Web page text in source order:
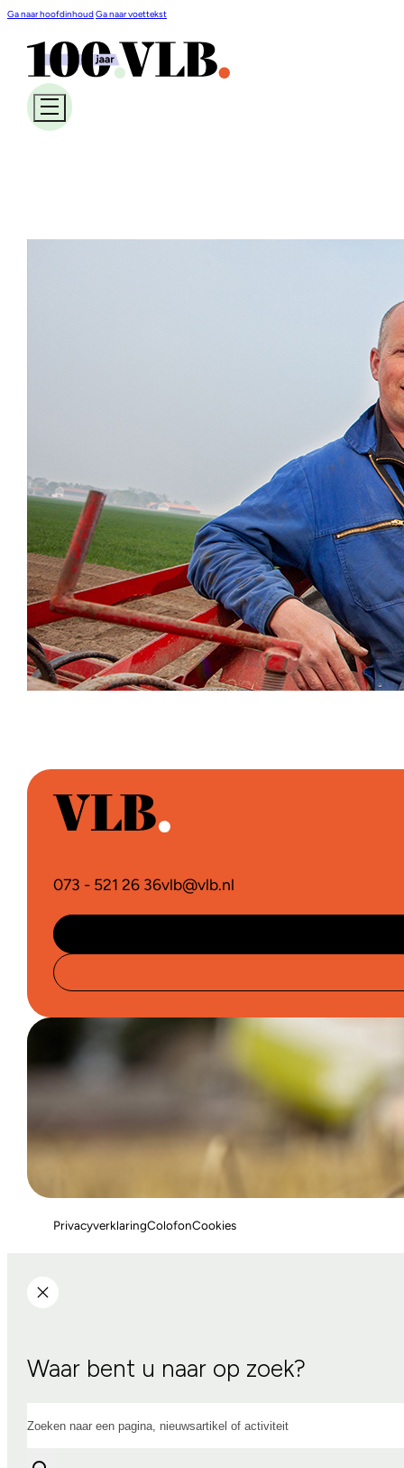
Ga naar hoofdinhoudGa naar voettekst
073 - 521 26 36vlb@vlb.nl
PrivacyverklaringColofonCookies
Waar bent u naar op zoek?